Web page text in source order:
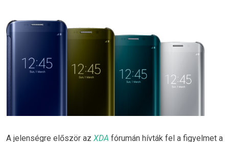
A jelenségre először az XDA fórumán hívták fel a figyelmet a